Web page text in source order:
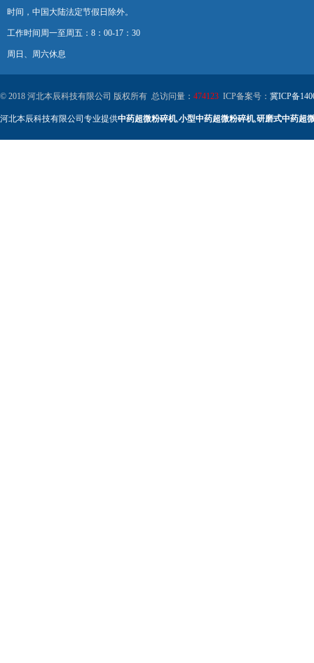
时间，中国大陆法定节假日除外。
工作时间周一至周五：8：00-17：30
周日、周六休息
© 2018 河北本辰科技有限公司 版权所有 总访问量： 474123 ICP备案号： 冀ICP备
河北本辰科技有限公司专业提供中药超微粉碎机,小型中药超微粉碎机,研磨式中药超